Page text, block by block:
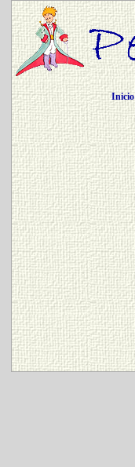
Inicio